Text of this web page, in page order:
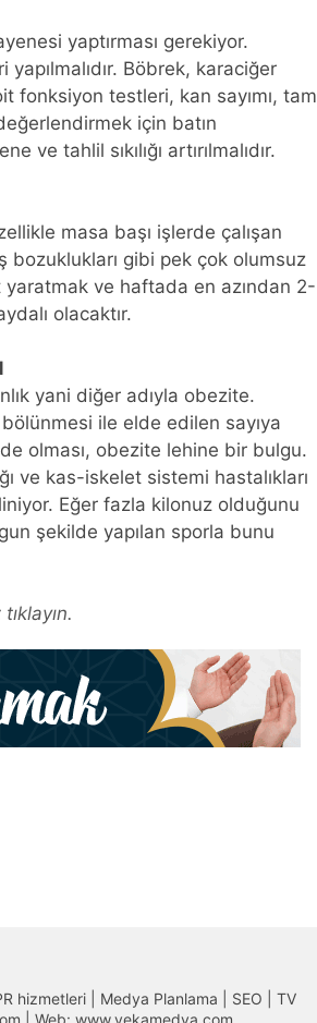
yaptırması gerekiyor.
Böbrek, karaciğer
fonksiyon testleri, kan sayımı, tam
için batın
tahlil sıkılığı artırılmalıdır.
masa başı işlerde çalışan
bozuklukları gibi pek çok olumsuz
yaratmak ve haftada en azından 2-
olacaktır.
yani diğer adıyla obezite.
ile elde edilen sayıya
olması, obezite lehine bir bulgu.
ve kas-iskelet sistemi hastalıkları
Eğer fazla kilonuz olduğunu
şekilde yapılan sporla bunu
PR hizmetleri | Medya Planlama | SEO | TV
| Web: www.vekamedya.com